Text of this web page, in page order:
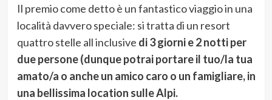
Il premio come detto è un fantastico viaggio in una
località davvero speciale: si tratta di un resort
quattro stelle all inclusive di 3 giorni e 2 notti per
due persone (dunque potrai portare il tuo/la tua
amato/a o anche un amico caro o un famigliare, in
una bellissima location sulle Alpi.